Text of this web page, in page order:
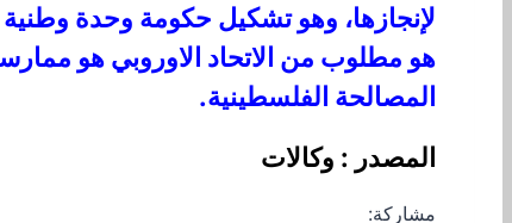
لإنجازها، وهو تشكيل حكومة وحدة وطنية
هو مطلوب من الاتحاد الاوروبي هو
المصالحة الفلسطينية.
المصدر : وكالات
مشاركة: